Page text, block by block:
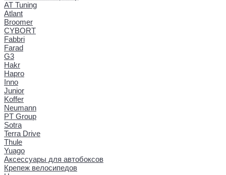
AT Tuning
Atlant
Broomer
CYBORT
Fabbri
Farad
G3
Hakr
Hapro
Inno
Junior
Koffer
Neumann
PT Group
Sotra
Terra Drive
Thule
Yuago
Аксессуары для автобоксов
Крепеж велосипедов